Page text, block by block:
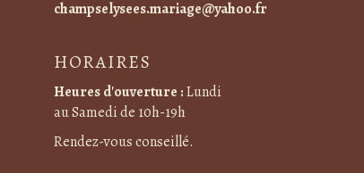
champselysees.mariage@yahoo.fr
HORAIRES
Heures d'ouverture :Lundi
au Samedi de 10h-19h
Rendez-vous conseillé.